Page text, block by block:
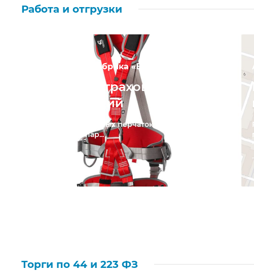
Работа и отгрузки
ПАО «Птицефабрика «Боровская»
Привязи страховочные в
п. Боровский
Отгрузка резиновых перчаток в количестве
более 10 000 пар...
Торги по 44 и 223 ФЗ